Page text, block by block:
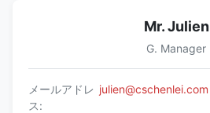
Mr. Julien
G. Manager
メールアドレ
ス:
julien@cschenlei.com